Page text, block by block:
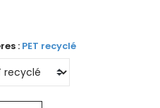
: PET recyclé